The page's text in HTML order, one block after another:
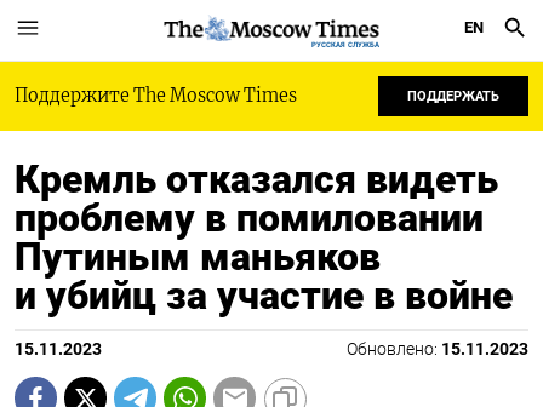
РУССКАЯ СЛУЖБА
EN
Поддержите The Moscow Times ПОДДЕРЖАТЬ
Кремль отказался видеть
проблему в помиловании
Путиным маньяков
и убийц за участие в войне
15.11.2023 Обновлено: 15.11.2023